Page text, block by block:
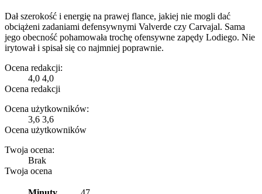
Dał szerokość i energię na prawej flance, jakiej nie mogli dać
obciążeni zadaniami defensywnymi Valverde czy Carvajal. Sama
jego obecność pohamowała trochę ofensywne zapędy Lodiego. Nie
irytował i spisał się co najmniej poprawnie.
Ocena redakcji:
4,0 4,0
Ocena redakcji
Ocena użytkowników:
3,6 3,6
Ocena użytkowników
Twoja ocena:
Brak
Twoja ocena